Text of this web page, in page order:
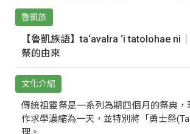
魯凱族
【魯凱族語】ta‘avalra ‘i tatolohae ni
祭的由來
文化介紹
傳統祖靈祭是一系列為期四個月的祭典
作求學濃縮為一天，並特別將「勇士祭